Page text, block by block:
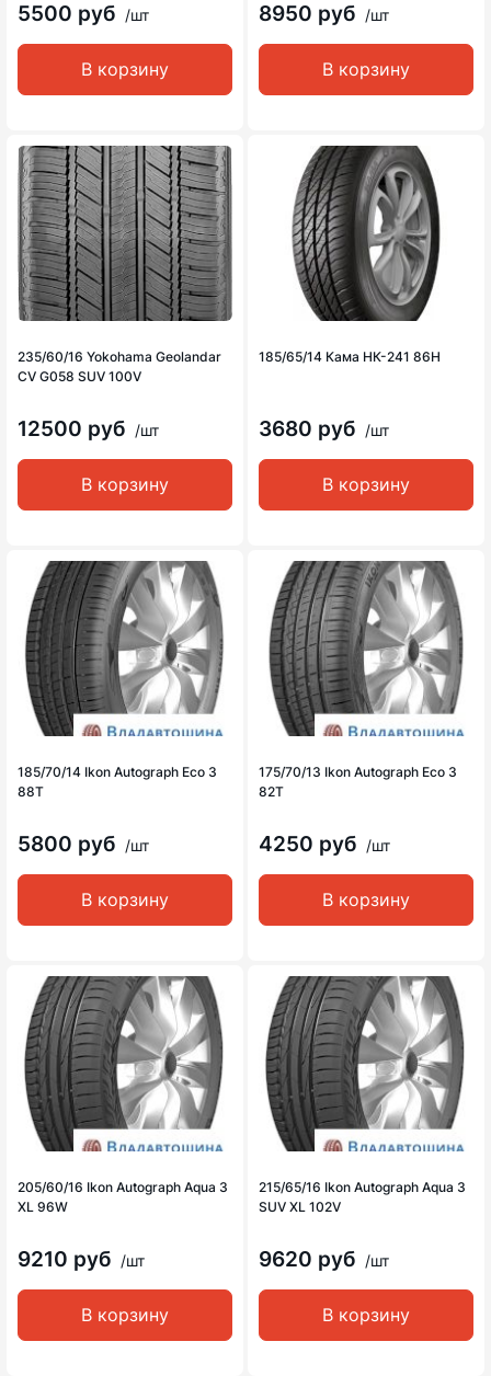
5500 руб /шт
В корзину
8950 руб /шт
В корзину
235/60/16 Yokohama Geolandar
CV G058 SUV 100V
12500 руб /шт
В корзину
185/65/14 Кама НК-241 86H
3680 руб /шт
В корзину
185/70/14 Ikon Autograph Eco 3
88T
5800 руб /шт
В корзину
175/70/13 Ikon Autograph Eco 3
82T
4250 руб /шт
В корзину
205/60/16 Ikon Autograph Aqua 3
XL 96W
9210 руб /шт
В корзину
215/65/16 Ikon Autograph Aqua 3
SUV XL 102V
9620 руб /шт
В корзину